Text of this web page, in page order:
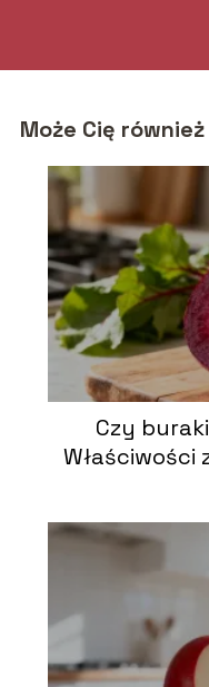
Może Cię
Czy